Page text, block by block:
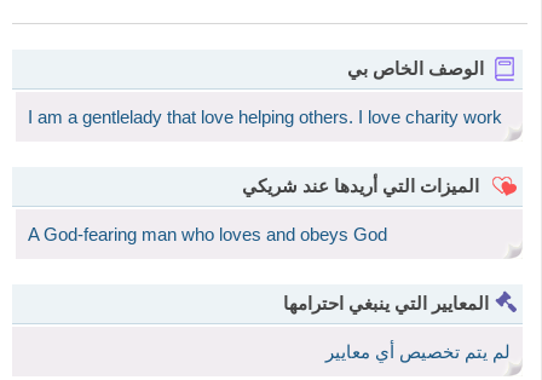
الوصف الخاص بي
I am a gentlelady that love helping others. I love charity work
الميزات التي أريدها عند شريكي
A God-fearing man who loves and obeys God
المعايير التي ينبغي احترامها
لم يتم تخصيص أي معايير